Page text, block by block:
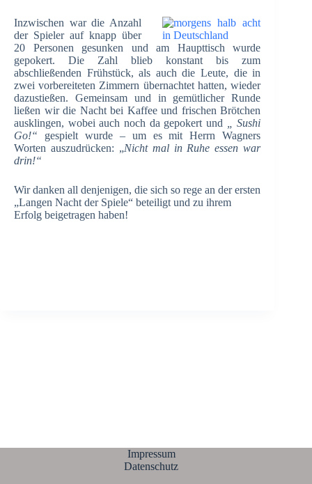
Inzwischen war die Anzahl
der Spieler auf knapp über
20 Personen gesunken und am Haupttisch wurde
gepokert. Die Zahl blieb konstant bis zum
abschließenden Frühstück, als auch die Leute, die in
zwei vorbereiteten Zimmern übernachtet hatten, wieder
dazustießen. Gemeinsam und in gemütlicher Runde
ließen wir die Nacht bei Kaffee und frischen Brötchen
ausklingen, wobei auch noch da gepokert und
Sushi
Go!“ gespielt wurde – um es mit Herrn Wagners
Worten auszudrücken: „Nicht mal in Ruhe essen war
drin!“
Wir danken all denjenigen, die sich so rege an der ersten
„Langen Nacht der Spiele“ beteiligt und zu ihrem
Erfolg beigetragen haben!
Impressum
Datenschutz